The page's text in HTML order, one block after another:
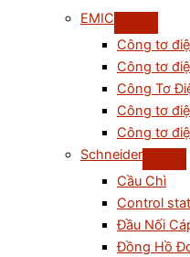
EMIC
Công tơ
Công tơ
Công Tơ
Công tơ
Công tơ
Schneider
Cầu Chì
Control
Đầu Nối
Đồng Hồ